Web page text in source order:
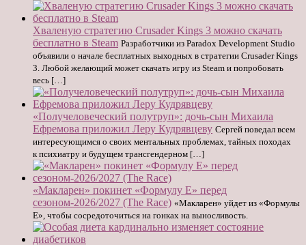
Хваленую стратегию Crusader Kings 3 можно скачать
бесплатно в Steam Разработчики из Paradox Development Studio
объявили о начале бесплатных выходных в стратегии Crusader Kings
3. Любой желающий может скачать игру из Steam и попробовать
весь […]
«Получеловеческий полутруп»: дочь-сын Михаила
Ефремова приложил Леру Кудрявцеву Сергей поведал всем
интересующимся о своих ментальных проблемах, тайных походах
к психиатру и будущем трансгендерном […]
«Макларен» покинет «Формулу E» перед
сезоном-2026/2027 (The Race) «Макларен» уйдет из «Формулы
E», чтобы сосредоточиться на гонках на выносливость.